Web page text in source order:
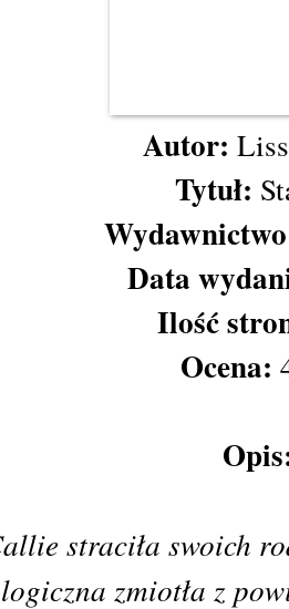
Autor:
Tytuł:
Data
Ilość
Ocena:
straciła swoich
zmiotła z